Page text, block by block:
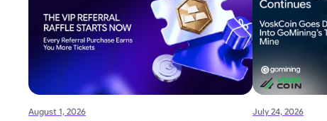
August 1, 2026 July 24, 2026